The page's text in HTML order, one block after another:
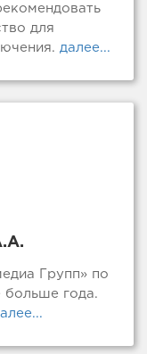
для
далее...
Групп» по
больше года.